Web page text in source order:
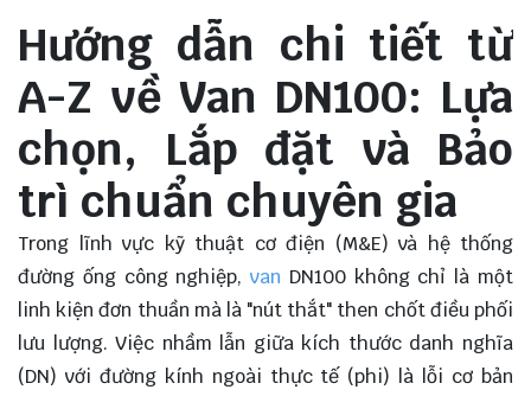
Hướng dẫn chi tiết từ
A-Z về Van DN100: Lựa
chọn, Lắp đặt và Bảo
trì chuẩn chuyên gia
Trong lĩnh vực kỹ thuật cơ điện (M&E) và hệ thống
đường ống công nghiệp,van DN100 không chỉ là một
linh kiện đơn thuần mà là "nút thắt" then chốt điều phối
lưu lượng. Việc nhầm lẫn giữa kích thước danh nghĩa
(DN) với đường kính ngoài thực tế (phi) là lỗi cơ bản